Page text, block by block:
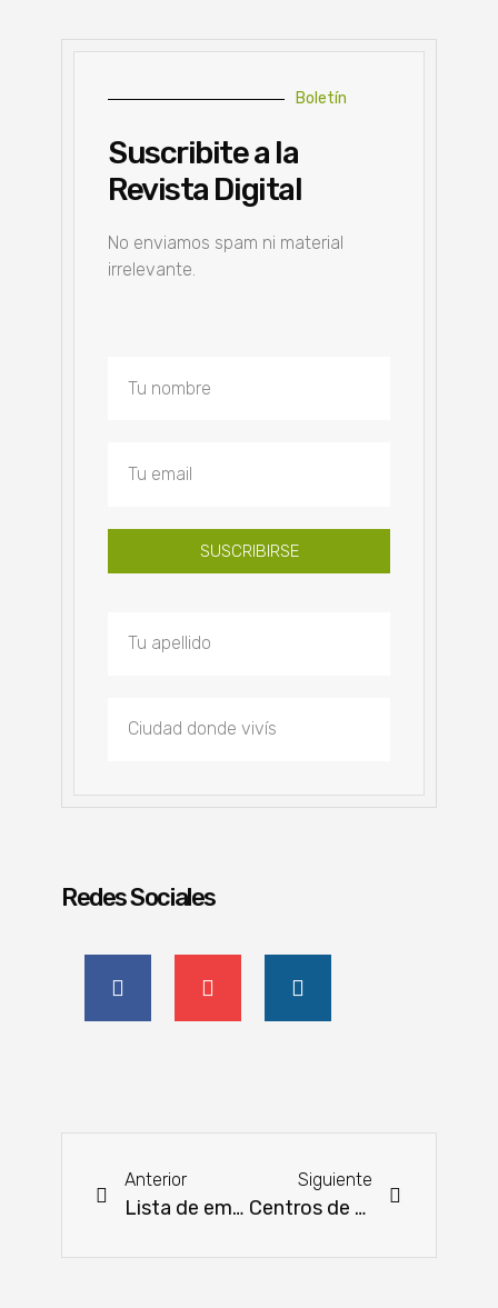
Boletín
Suscribite a la
Revista Digital
No enviamos spam ni material
irrelevante.
SUSCRIBIRSE
Redes Sociales
Anterior
Lista de empresas aprobadas para exportar carne a EEUU
Siguiente
Centros de Formación de Técnico Superior de Alto Paraná e Itapúa culminan sus actividades académicas